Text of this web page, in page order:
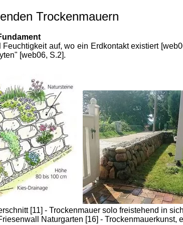
Trockenmauern
auf, wo ein Erdkontakt existiert
[web06, S.2].
[11] - Trockenmauer solo freistehend in
Naturgarten [16] - Trockenmauerkunst,